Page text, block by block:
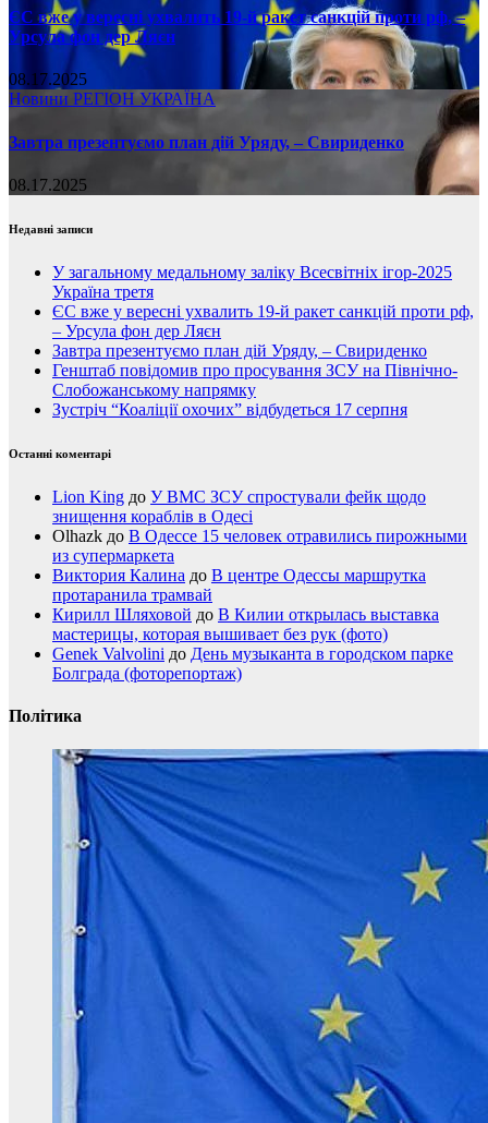
ЄС вже у вересні ухвалить 19-й ракет санкцій проти рф, –
Урсула фон дер Ляєн
08.17.2025
Новини РЕГІОН УКРАЇНА
Завтра презентуємо план дій Уряду, – Свириденко
08.17.2025
Недавні записи
У загальному медальному заліку Всесвітніх ігор-2025
Україна третя
ЄС вже у вересні ухвалить 19-й ракет санкцій проти рф,
– Урсула фон дер Ляєн
Завтра презентуємо план дій Уряду, – Свириденко
Генштаб повідомив про просування ЗСУ на Північно-
Слобожанському напрямку
Зустріч “Коаліції охочих” відбудеться 17 серпня
Останні коментарі
Lion King до У ВМС ЗСУ спростували фейк щодо
знищення кораблів в Одесі
Olhazk до В Одессе 15 человек отравились пирожными
из супермаркета
Виктория Калина до В центре Одессы маршрутка
протаранила трамвай
Кирилл Шляховой до В Килии открылась выставка
мастерицы, которая вышивает без рук (фото)
Genek Valvolini до День музыканта в городском парке
Болграда (фоторепортаж)
Політика